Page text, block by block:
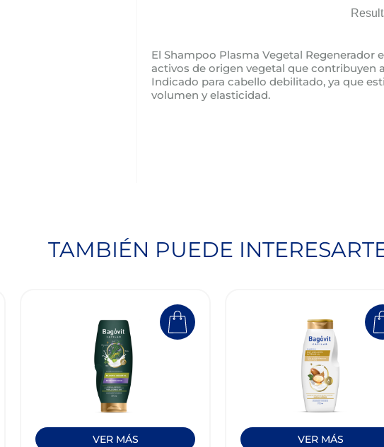
El Shampoo Plasma Vegetal
activos de origen vegetal que contribuyen
Indicado para cabello debilitado, ya que
volumen y elasticidad.
TAMBIÉN PUEDE
VER MÁS VER MÁS